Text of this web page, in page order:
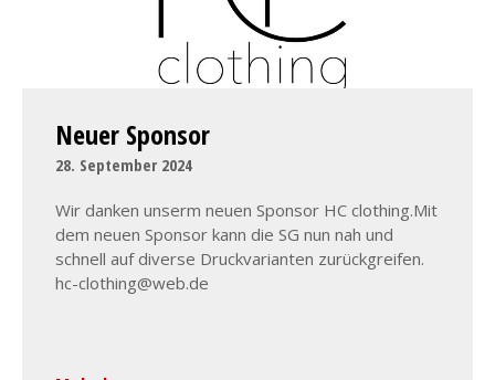
Neuer Sponsor
28. September 2024
Wir danken unserm neuen Sponsor HC clothing.Mit
dem neuen Sponsor kann die SG nun nah und
schnell auf diverse Druckvarianten zurückgreifen.
hc-clothing@web.de